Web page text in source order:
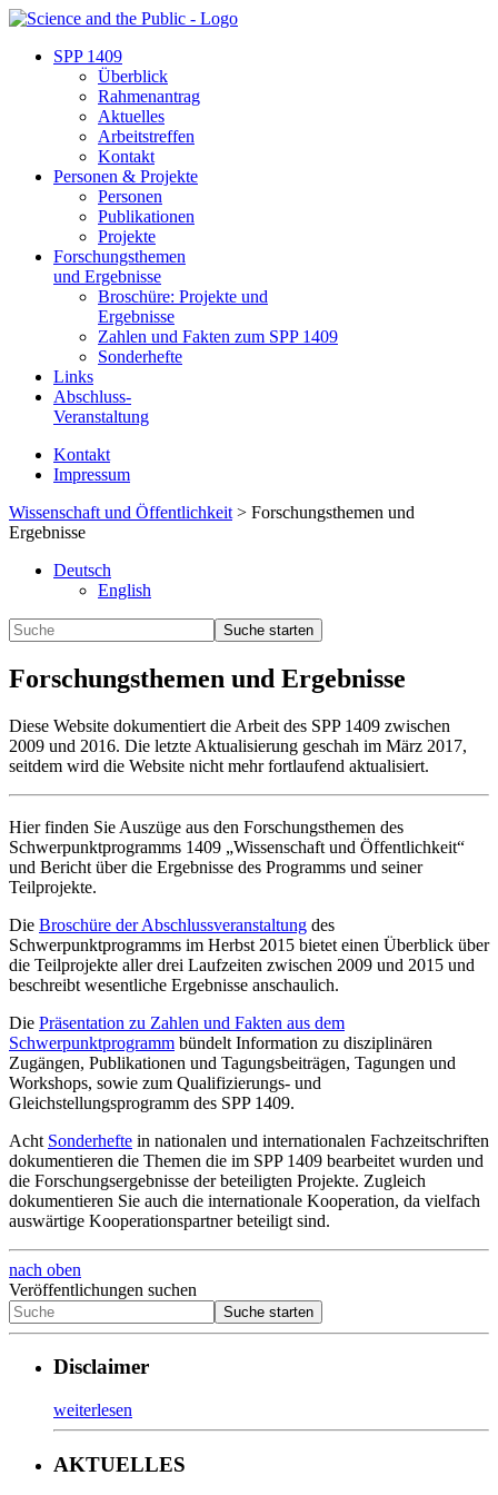
SPP 1409
Überblick
Rahmenantrag
Aktuelles
Arbeitstreffen
Kontakt
Personen & Projekte
Personen
Publikationen
Projekte
Forschungsthemen
und Ergebnisse
Broschüre: Projekte und
Ergebnisse
Zahlen und Fakten zum SPP 1409
Sonderhefte
Links
Abschluss-
Veranstaltung
Kontakt
Impressum
Wissenschaft und Öffentlichkeit > Forschungsthemen und
Ergebnisse
Deutsch
English
Forschungsthemen und Ergebnisse
Diese Website dokumentiert die Arbeit des SPP 1409 zwischen
2009 und 2016. Die letzte Aktualisierung geschah im März 2017,
seitdem wird die Website nicht mehr fortlaufend aktualisiert.
Hier finden Sie Auszüge aus den Forschungsthemen des
Schwerpunktprogramms 1409 „Wissenschaft und Öffentlichkeit“
und Bericht über die Ergebnisse des Programms und seiner
Teilprojekte.
Die Broschüre der Abschlussveranstaltung des
Schwerpunktprogramms im Herbst 2015 bietet einen Überblick über
die Teilprojekte aller drei Laufzeiten zwischen 2009 und 2015 und
beschreibt wesentliche Ergebnisse anschaulich.
Die Präsentation zu Zahlen und Fakten aus dem
Schwerpunktprogramm bündelt Information zu disziplinären
Zugängen, Publikationen und Tagungsbeiträgen, Tagungen und
Workshops, sowie zum Qualifizierungs- und
Gleichstellungsprogramm des SPP 1409.
Acht Sonderhefte in nationalen und internationalen Fachzeitschriften
dokumentieren die Themen die im SPP 1409 bearbeitet wurden und
die Forschungsergebnisse der beteiligten Projekte. Zugleich
dokumentieren Sie auch die internationale Kooperation, da vielfach
auswärtige Kooperationspartner beteiligt sind.
nach oben
Veröffentlichungen suchen
Disclaimer
weiterlesen
AKTUELLES